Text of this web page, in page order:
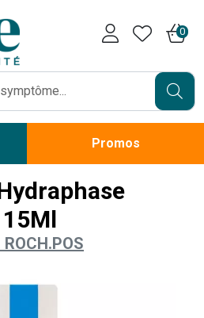
0
Promos